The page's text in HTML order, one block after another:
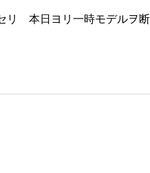
本日ヨリ一時モデルヲ